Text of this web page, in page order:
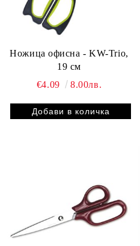
Ножица офисна - KW-Trio,
19 см
€4.09
8.00лв.